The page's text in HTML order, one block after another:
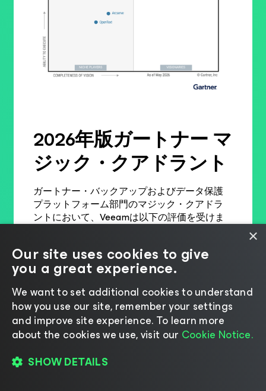
2026年版ガートナー マ
ジック・クアドラント
ガートナー・バックアップおよびデータ保護
プラットフォーム部門のマジック・クアドラ
ントにおいて、Veeamは以下の評価を受けま
実行能力において7年連続で最上位の位置づけ
10年連続でリーダーの1社と評価
レポート全文を読む
×
Our site uses cookies to give
you a great experience.
We want to set additional cookies to understand
how you use our site, remember your settings
and improve site experience. ​To learn more
about the cookies we use, visit our Cookie Notice.
SHOW DETAILS